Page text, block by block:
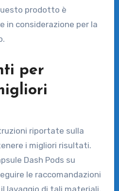
prodotto è
in considerazione per la
per
riportate sulla
i migliori risultati.
Dash Pods su
le raccomandazioni